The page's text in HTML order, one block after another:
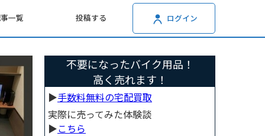
一覧 投稿する ログイン
不要になったバイク用品！
高く売れます！
▶︎手数料無料の宅配買取
実際に売ってみた体験談
▶︎こちら